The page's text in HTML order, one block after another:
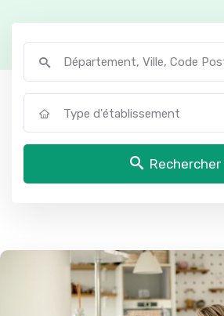
Type d'établissement
Rechercher